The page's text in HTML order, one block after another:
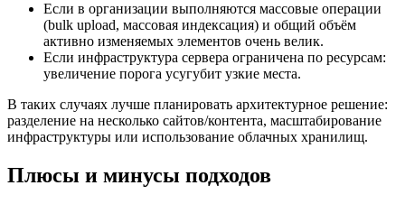
Если в организации выполняются массовые операции
(bulk upload, массовая индексация) и общий объём
активно изменяемых элементов очень велик.
Если инфраструктура сервера ограничена по ресурсам:
увеличение порога усугубит узкие места.
В таких случаях лучше планировать архитектурное решение:
разделение на несколько сайтов/контента, масштабирование
инфраструктуры или использование облачных хранилищ.
Плюсы и минусы подходов